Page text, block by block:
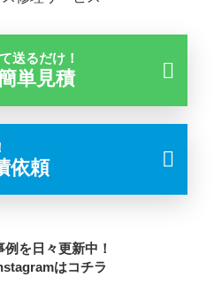
送るだけ！
単見積
依頼
例を日々更新中！
はコチラ